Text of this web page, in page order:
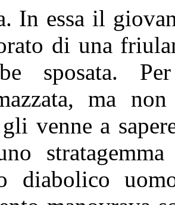
In essa il
di una
sposata.
ma
venne a
diabolico